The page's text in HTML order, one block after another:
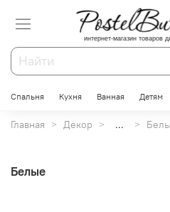
интернет-магазин товаров
Спальня Кухня Ванная Детям
Главная Декор ...
Белые